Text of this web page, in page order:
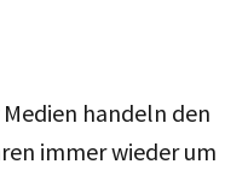
handeln den
immer wieder um